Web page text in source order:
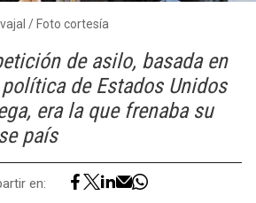
/ Foto cortesía
de asilo, basada en
de Estados Unidos
era la que frenaba su
país
en: